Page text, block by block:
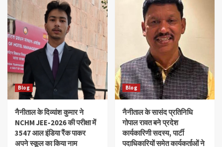
Blog
नैनीताल के दिव्यांश‌ कुमार ने
NCHM JEE-2026 की परीक्षा में
3547 आल इंडिया रैंक पाकर
अपने स्कूल का किया नाम
Blog
नैनीताल के सासंद प्रतिनिधि
गोपाल रावत बने प्रदेश
कार्यकारिणी सदस्य, पार्टी
पदाधिकारियों समेत कार्यकर्ताओं ने